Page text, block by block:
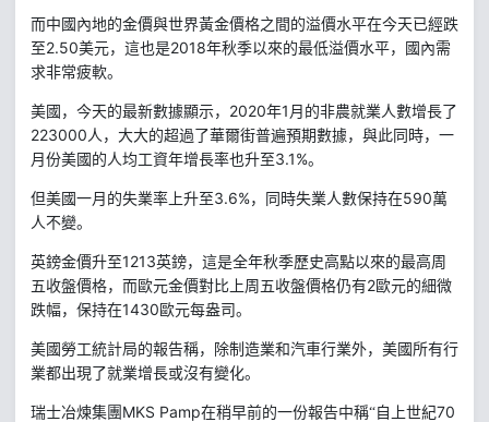
而中國內地的金價與世界黃金價格之間的溢價水平在今天已經跌
至2.50美元，這也是2018年秋季以來的最低溢價水平，國內需
求非常疲軟。
美國，今天的最新數據顯示， 2020年1 月的非農就業人數增長了
223000人，大大的超過了華爾街普遍預期數據，與此同時，一
月份美國的人均工資年增長率也升至3.1%。
但美國一月的失業率上升至3.6%，同時失業人數保持在590萬
人不變。
英鎊金價升至1213英鎊，這是全年秋季歷史高點以來的最高周
五收盤價格，而歐元金價對比上周五收盤價格仍有2歐元的細微
跌幅，保持在1430 歐元每盎司。
美國勞工統計局的報告稱，除制造業和汽車行業外，美國所有行
業都出現了就業增長或沒有變化。
瑞士冶煉集團 MKS Pamp在稍早前的一份報告中稱“自上世紀70